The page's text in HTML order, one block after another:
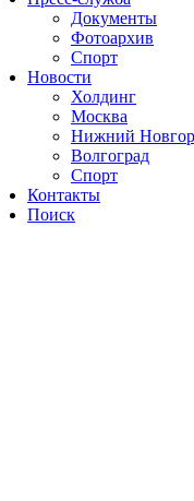
Документы
Фотоархив
Спорт
Новости
Холдинг
Москва
Нижний
Волгоград
Спорт
Контакты
Поиск